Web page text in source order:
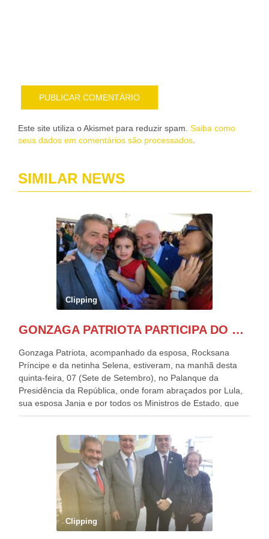
Este site utiliza o Akismet para reduzir spam. Saiba como
seus dados em comentários são processados
SIMILAR NEWS
Clipping
GONZAGA PATRIOTA PARTICIPA DO DESFILE DA INDEPENDÊNCIA NO PALANQUE DA PRESIDÊNCIA DA REPÚBLICA E É ABRAÇADO POR LULA E POR GERALDO ALCKMIN.
Gonzaga Patriota, acompanhado da esposa, Rocksana
Príncipe e da netinha Selena, estiveram, na manhã desta
quinta-feira, 07 (Sete de Setembro), no Palanque da
Presidência da República, onde foram abraçados por Lula,
sua esposa Janja e por todos os Ministros de Estado, que
estavam presentes, nos Desfiles da Independência da
outros desfiles, na Esplanada dos Ministérios, disse ter sido
o deste ano, o maior e o mais organizado de todos. “Há
quatro décadas, como Patriota até no nome, participo
anualmente dos desfiles de Sete de Setembro, na
Esplanada dos Ministérios, em Brasília. Este ano, o governo
preparou espaços com cadeiras e coberturas, para 30.000
pessoas, só que o número de Patriotas Brasileiros
Independentes, dobrou na Esplanada. Eu, Lula e os
Clipping